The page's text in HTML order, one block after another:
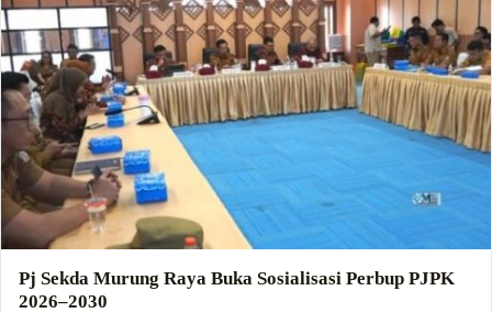
Pj Sekda Murung Raya Buka Sosialisasi Perbup PJPK
2026–2030